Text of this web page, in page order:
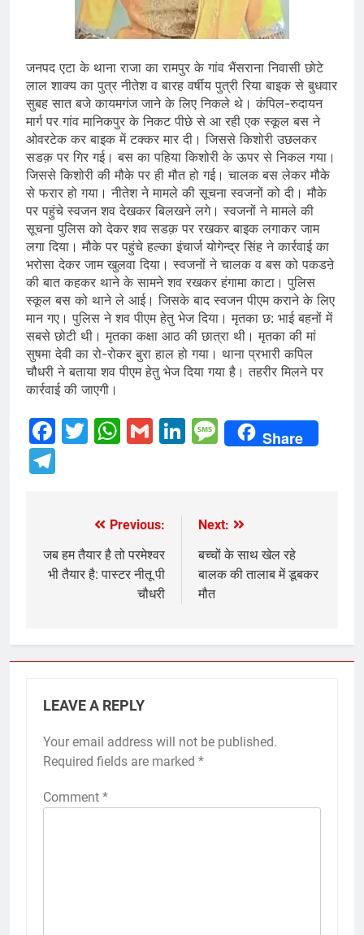
जनपद एटा के थाना राजा का रामपुर के गांव भैंसराना निवासी छोटे
लाल शाक्य का पुत्र नीतेश व बारह वर्षीय पुत्री रिया बाइक से बुधवार
सुबह सात बजे कायमगंज जाने के लिए निकले थे। कंपिल-रुदायन
मार्ग पर गांव मानिकपुर के निकट पीछे से आ रही एक स्कूल बस ने
ओवरटेक कर बाइक में टक्कर मार दी। जिससे किशोरी उछलकर
सडक़ पर गिर गई। बस का पहिया किशोरी के ऊपर से निकल गया।
जिससे किशोरी की मौके पर ही मौत हो गई। चालक बस लेकर मौके
से फरार हो गया। नीतेश ने मामले की सूचना स्वजनों को दी। मौके
पर पहुंचे स्वजन शव देखकर बिलखने लगे। स्वजनों ने मामले की
सूचना पुलिस को देकर शव सडक़ पर रखकर बाइक लगाकर जाम
लगा दिया। मौके पर पहुंचे हल्का इंचार्ज योगेन्द्र सिंह ने कार्रवाई का
भरोसा देकर जाम खुलवा दिया। स्वजनों ने चालक व बस को पकडऩे
की बात कहकर थाने के सामने शव रखकर हंगामा काटा। पुलिस
स्कूल बस को थाने ले आई। जिसके बाद स्वजन पीएम कराने के लिए
मान गए। पुलिस ने शव पीएम हेतु भेज दिया। मृतका छ: भाई बहनों में
सबसे छोटी थी। मृतका कक्षा आठ की छात्रा थी। मृतका की मां
सुषमा देवी का रो-रोकर बुरा हाल हो गया। थाना प्रभारी कपिल
चौधरी ने बताया शव पीएम हेतु भेज दिया गया है। तहरीर मिलने पर
कार्रवाई की जाएगी।
Facebook
Twitter
WhatsApp
GmailLinkedIn
Message
Share
navigation
Previous:
जब हम तैयार है तो परमेश्वर
भी तैयार है: पास्टर नीतू पी
चौधरी
Next:
बच्चों के साथ खेल रहे
बालक की तालाब में डूबकर
मौत
LEAVE A REPLY
Your email address will not be published.
Required fields are marked *
Comment *